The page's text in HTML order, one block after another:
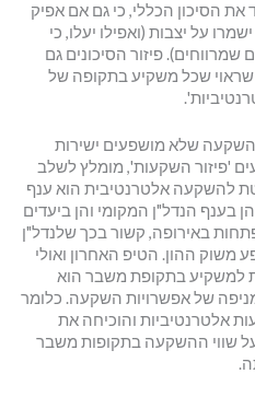
הסיכון הכללי, כי גם אם אפיק
על יצבות (ואפילו יעלו, כי
פיזור הסיכונים גם
שכל משקיע בתקופה של
השקעה שלא מושפעים ישירות
'פיזור השקעות', מומלץ לשלב
להשקעה אלטרנטיבית הוא ענף
בענף הנדל"ן המקומי והן ביעדים
באירופה, קשור בכך שלנדל"ן
משוק ההון. הטיפ האחרון ואולי
למשקיע בתקופת משבר הוא
של אפשרויות השקעה. כלומר
אלטרנטיביות והוכיחה את
שווי ההשקעה בתקופות משבר